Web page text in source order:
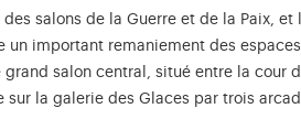
salons de la Guerre et de la Paix, et
un important remaniement des espaces
salon central, situé entre la cour
sur la galerie des Glaces par trois